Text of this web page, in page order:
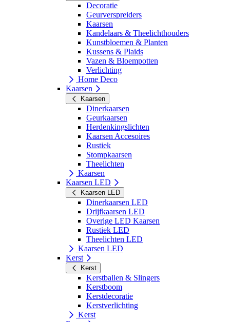
Decoratie
Geurverspreiders
Kaarsen
Kandelaars & Theelichthouders
Kunstbloemen & Planten
Kussens & Plaids
Vazen & Bloempotten
Verlichting
Home Deco
Kaarsen
Kaarsen
Dinerkaarsen
Geurkaarsen
Herdenkingslichten
Kaarsen Accesoires
Rustiek
Stompkaarsen
Theelichten
Kaarsen
Kaarsen LED
Kaarsen LED
Dinerkaarsen LED
Drijfkaarsen LED
Overige LED Kaarsen
Rustiek LED
Theelichten LED
Kaarsen LED
Kerst
Kerst
Kerstballen & Slingers
Kerstboom
Kerstdecoratie
Kerstverlichting
Kerst